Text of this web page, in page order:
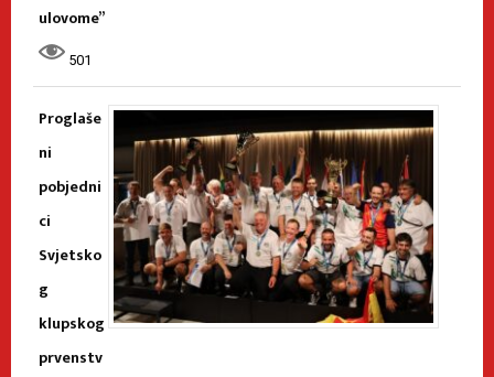
ulovome”
501
Proglaše
ni
pobjedni
ci
Svjetsko
g
klupskog
prvenstv